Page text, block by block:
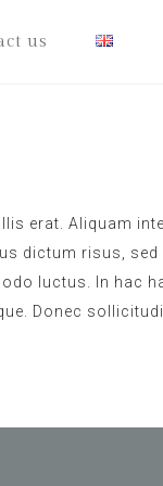
us
erat. Aliquam
dictum risus,
luctus. In hac
Donec